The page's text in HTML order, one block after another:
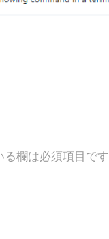
る欄は必須項目です